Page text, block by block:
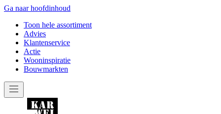
Ga naar hoofdinhoud
Toon hele assortiment
Advies
Klantenservice
Actie
Wooninspiratie
Bouwmarkten